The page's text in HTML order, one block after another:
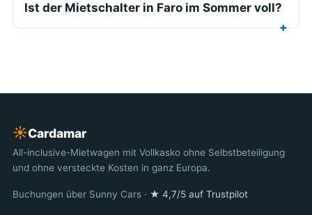
Ist der Mietschalter in Faro im Sommer voll?
☀︎Cardamar
All-inclusive-Mietwagen mit Vollkasko ohne Selbstbeteiligung
und ohne versteckte Kosten in ganz Europa.
Buchungen über Sunny Cars · ★ 4,7/5 auf Trustpilot